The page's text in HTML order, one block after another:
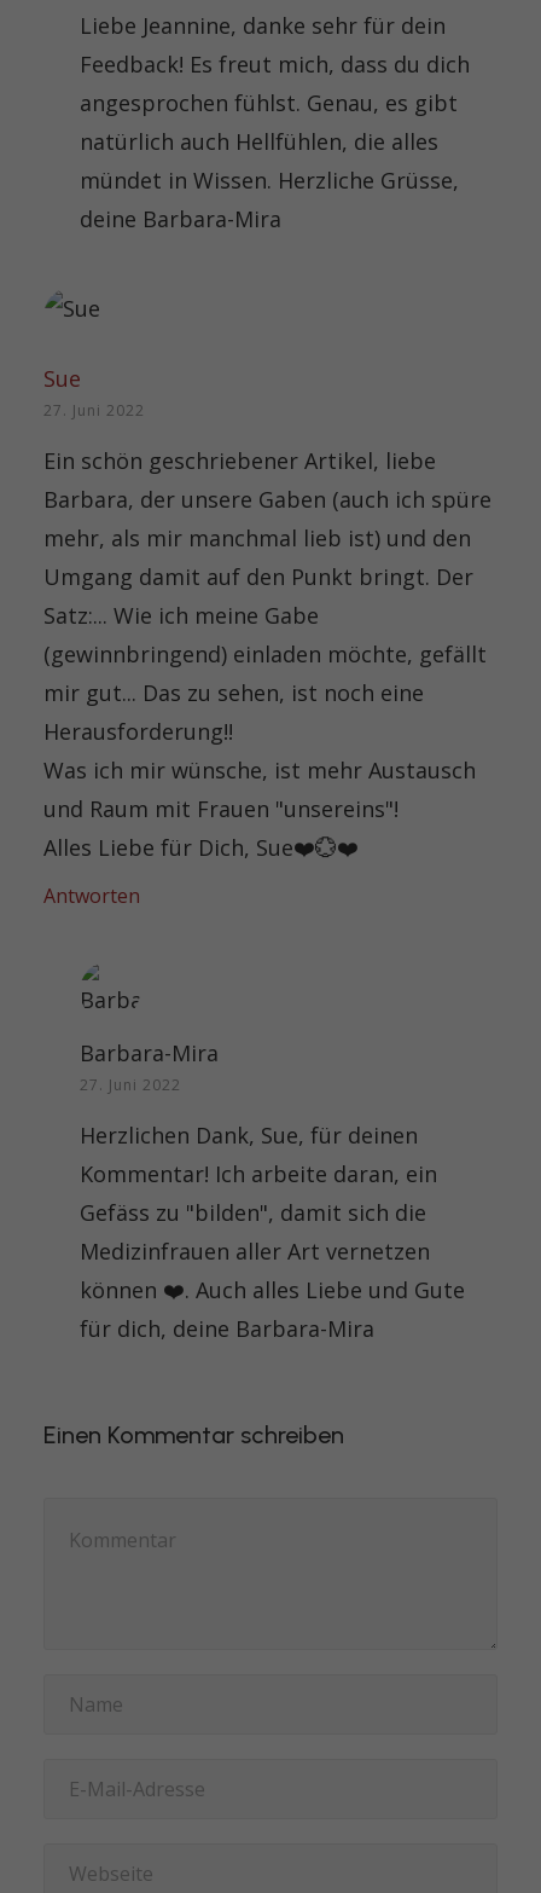
Liebe Jeannine, danke sehr für dein
Feedback! Es freut mich, dass du dich
angesprochen fühlst. Genau, es gibt
natürlich auch Hellfühlen, die alles
mündet in Wissen. Herzliche Grüsse,
deine Barbara-Mira
Sue
27. Juni 2022
Ein schön geschriebener Artikel, liebe
Barbara, der unsere Gaben (auch ich spüre
mehr, als mir manchmal lieb ist) und den
Umgang damit auf den Punkt bringt. Der
Satz:... Wie ich meine Gabe
(gewinnbringend) einladen möchte, gefällt
mir gut... Das zu sehen, ist noch eine
Herausforderung!!
Was ich mir wünsche, ist mehr Austausch
und Raum mit Frauen "unsereins"!
Alles Liebe für Dich, Sue❤️💮❤️
Antworten
Barbara-Mira
27. Juni 2022
Herzlichen Dank, Sue, für deinen
Kommentar! Ich arbeite daran, ein
Gefäss zu "bilden", damit sich die
Medizinfrauen aller Art vernetzen
können ❤️. Auch alles Liebe und Gute
für dich, deine Barbara-Mira
Einen Kommentar schreiben